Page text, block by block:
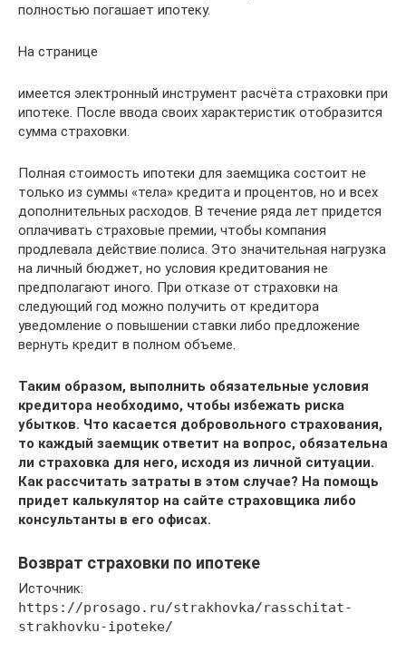
полностью погашает ипотеку.
На странице
имеется электронный инструмент расчёта страховки при
ипотеке. После ввода своих характеристик отобразится
сумма страховки.
Полная стоимость ипотеки для заемщика состоит не
только из суммы «тела» кредита и процентов, но и всех
дополнительных расходов. В течение ряда лет придется
оплачивать страховые премии, чтобы компания
продлевала действие полиса. Это значительная нагрузка
на личный бюджет, но условия кредитования не
предполагают иного. При отказе от страховки на
следующий год можно получить от кредитора
уведомление о повышении ставки либо предложение
вернуть кредит в полном объеме.
Таким образом, выполнить обязательные условия
кредитора необходимо, чтобы избежать риска
убытков. Что касается добровольного страхования,
то каждый заемщик ответит на вопрос, обязательна
ли страховка для него, исходя из личной ситуации.
Как рассчитать затраты в этом случае? На помощь
придет калькулятор на сайте страховщика либо
консультанты в его офисах.
Возврат страховки по ипотеке
Источник:
https://prosago.ru/strakhovka/rasschitat-
strakhovku-ipoteke/